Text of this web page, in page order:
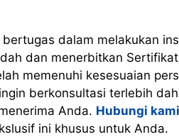
dalam melakukan
dan menerbitkan
memenuhi kesesuaian
berkonsultasi terlebih
Anda. Hubungi kami
ini khusus untuk Anda.